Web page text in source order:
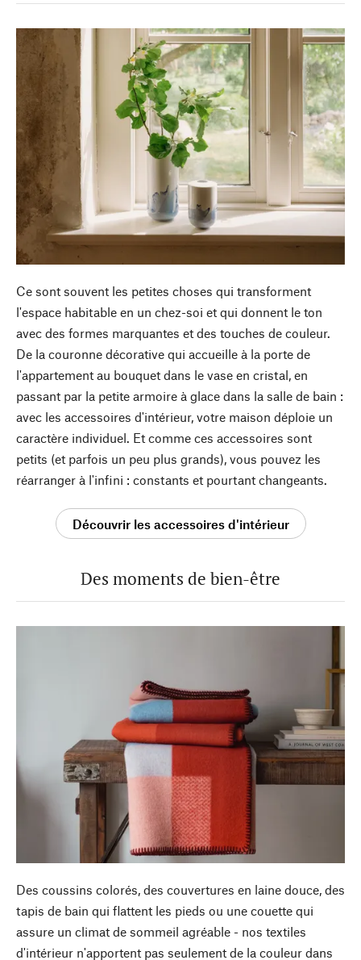
Ce sont souvent les petites choses qui transforment
l'espace habitable en un chez-soi et qui donnent le ton
avec des formes marquantes et des touches de couleur.
De la couronne décorative qui accueille à la porte de
l'appartement au bouquet dans le vase en cristal, en
passant par la petite armoire à glace dans la salle de bain :
avec les accessoires d'intérieur, votre maison déploie un
caractère individuel. Et comme ces accessoires sont
petits (et parfois un peu plus grands), vous pouvez les
réarranger à l'infini : constants et pourtant changeants.
Découvrir les accessoires d'intérieur
Des moments de bien-être
Des coussins colorés, des couvertures en laine douce, des
tapis de bain qui flattent les pieds ou une couette qui
assure un climat de sommeil agréable - nos textiles
d'intérieur n'apportent pas seulement de la couleur dans